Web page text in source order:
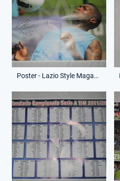
Poster - Lazio Style Magazine - Agosto 2011 - Djibril Cisse